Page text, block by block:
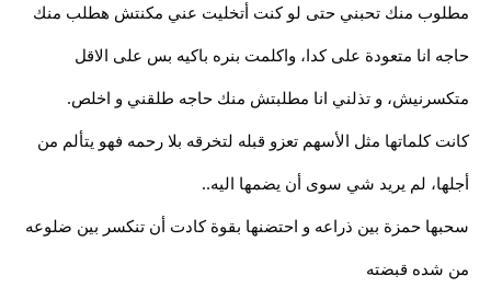
مطلوب منك تحبني حتى لو كنت أتخليت عني مكنتش هطلب منك
حاجه انا متعودة على كدا، واكلمت بنره باكيه بس على الاقل
متكسرنيش، و تذلني انا مطلبتش منك حاجه طلقني و اخلص.
كانت كلماتها مثل الأسهم تعزو قبله لتخرقه بلا رحمه فهو يتألم من
أجلها، لم يريد شي سوى أن يضمها اليه..
سحبها حمزة بين ذراعه و احتضنها بقوة كادت أن تنكسر بين ضلوعه
من شده قبضته